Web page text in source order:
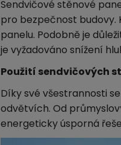
Sendvičové stěnové
pro bezpečnost budovy.
panelu. Podobně je
je vyžadováno snížení
Použití sendvičových
Díky své všestrannosti
odvětvích. Od
energeticky úsporná